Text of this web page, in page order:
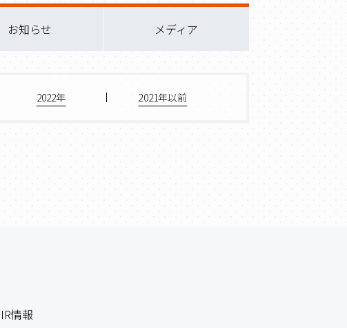
お知らせ メディア
2022年 2021年以前
IR情報